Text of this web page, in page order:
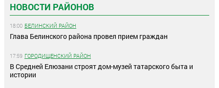
НОВОСТИ РАЙОНОВ
18:00 БЕЛИНСКИЙ РАЙОН
Глава Белинского района провел прием граждан
17:59 ГОРОДИЩЕНСКИЙ РАЙОН
В Средней Елюзани строят дом-музей татарского быта и
истории